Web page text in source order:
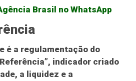
Brasil no WhatsApp
é a regulamentação do
indicador criado
a liquidez e a